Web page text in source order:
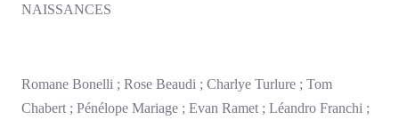
NAISSANCES
Romane Bonelli ; Rose Beaudi ; Charlye Turlure ; Tom
Chabert ; Pénélope Mariage ; Evan Ramet ; Léandro Franchi ;